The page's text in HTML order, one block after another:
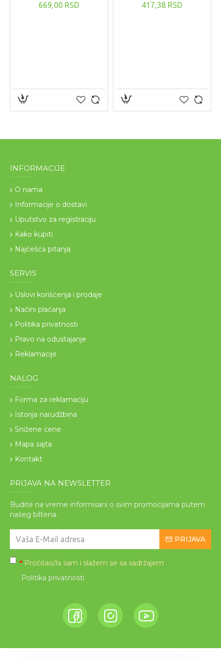
669,00 RSD 417,38 RSD
INFORMACIJE
O nama
Informacije o dostavi
Uputstvo za registraciju
Kako kupiti
Najčešća pitanja
SERVIS
Uslovi korišćenja i prodaje
Načini plaćanja
Politika privatnosti
Pravo na odustajanje
Reklamacije
NALOG
Forma za reklamaciju
Istorija narudžbina
Snižene cene
Mapa sajta
Kontakt
PRIJAVA NA NEWSLETTER
Budite na vreme informisani o svim promocijama putem
našeg biltena.
PRIJAVA
* Pročitao/la sam i slažem se sa sadržajem
Politika privatnosti